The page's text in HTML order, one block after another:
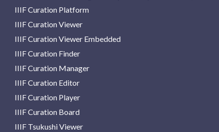
IIIF Curation Platform
IIIF Curation Viewer
IIIF Curation Viewer Embedded
IIIF Curation Finder
IIIF Curation Manager
IIIF Curation Editor
IIIF Curation Player
IIIF Curation Board
IIIF Tsukushi Viewer